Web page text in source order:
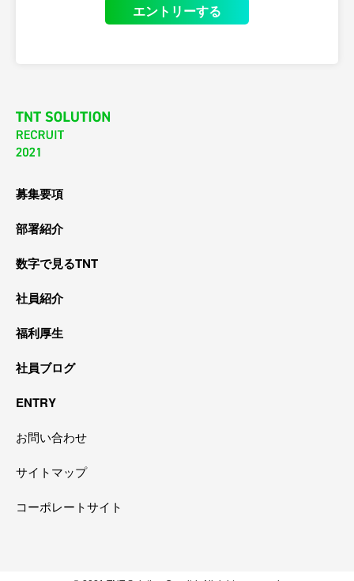
エントリーする
お問い合わせ
サイトマップ
コーポレートサイト
募集要項
部署紹介
数字で見るTNT
社員紹介
福利厚生
社員ブログ
ENTRY